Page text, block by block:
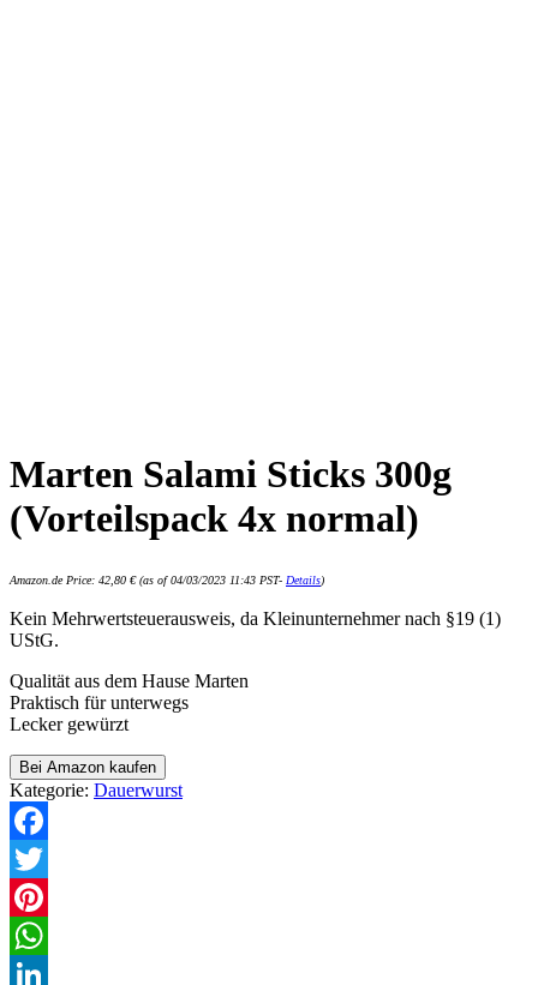
Marten Salami Sticks 300g
(Vorteilspack 4x normal)
Amazon.de Price: 42,80 €(as of 04/03/2023 11:43 PST- Details)
Kein Mehrwertsteuerausweis, da Kleinunternehmer nach §19 (1)
UStG.
Qualität aus dem Hause Marten
Praktisch für unterwegs
Lecker gewürzt
Bei Amazon kaufen
Kategorie: Dauerwurst
Facebook
Twitter
Pinterest
WhatsApp